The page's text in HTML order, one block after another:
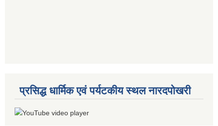
प्रसिद्ध धार्मिक एवं पर्यटकीय स्थल नारदपोखरी